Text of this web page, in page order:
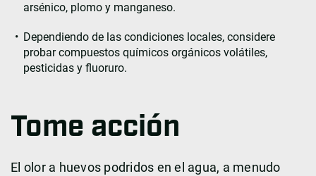
arsénico, plomo y manganeso.
Dependiendo de las condiciones locales, considere
probar compuestos químicos orgánicos volátiles,
pesticidas y fluoruro.
Tome acción
El olor a huevos podridos en el agua, a menudo